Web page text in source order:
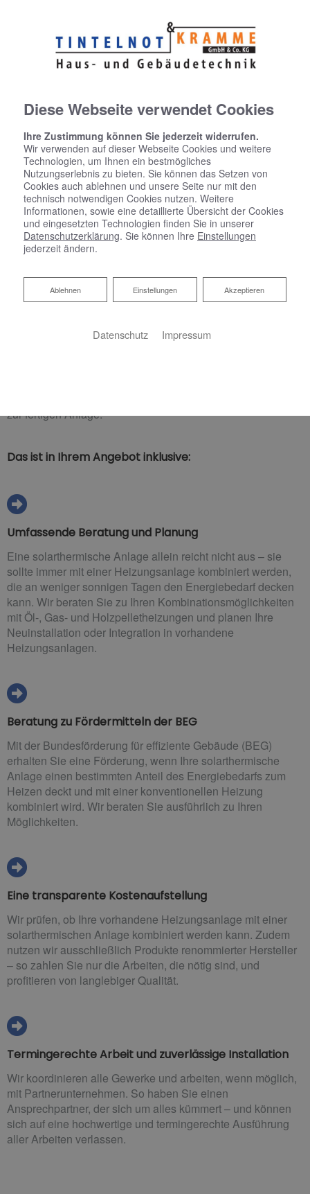
Heizen mit Solarenergie
zur fertigen Anlage.
Das ist in Ihrem Angebot inklusive:
Umfassende Beratung und Planung
Eine solarthermische Anlage allein reicht nicht aus – sie
sollte immer mit einer Heizungsanlage kombiniert werden,
die an weniger sonnigen Tagen den Energiebedarf decken
kann. Wir beraten Sie zu Ihren Kombinationsmöglichkeiten
mit Öl-, Gas- und Holzpelletheizungen und planen Ihre
Neuinstallation oder Integration in vorhandene
Heizungsanlagen.
Beratung zu Fördermitteln der BEG
Mit der Bundesförderung für effiziente Gebäude (BEG)
erhalten Sie eine Förderung, wenn Ihre solarthermische
Anlage einen bestimmten Anteil des Energiebedarfs zum
Heizen deckt und mit einer konventionellen Heizung
kombiniert wird. Wir beraten Sie ausführlich zu Ihren
Möglichkeiten.
Eine transparente Kostenaufstellung
Wir prüfen, ob Ihre vorhandene Heizungsanlage mit einer
solarthermischen Anlage kombiniert werden kann. Zudem
nutzen wir ausschließlich Produkte renommierter Hersteller
– so zahlen Sie nur die Arbeiten, die nötig sind, und
profitieren von langlebiger Qualität.
Termingerechte Arbeit und zuverlässige Installation
Wir koordinieren alle Gewerke und arbeiten, wenn möglich,
mit Partnerunternehmen. So haben Sie einen
Ansprechpartner, der sich um alles kümmert – und können
sich auf eine hochwertige und termingerechte Ausführung
aller Arbeiten verlassen.
Diese Webseite verwendet Cookies
Ihre Zustimmung können Sie jederzeit widerrufen.
Wir verwenden auf dieser Webseite Cookies und weitere
Technologien, um Ihnen ein bestmögliches
Nutzungserlebnis zu bieten. Sie können das Setzen von
Cookies auch ablehnen und unsere Seite nur mit den
technisch notwendigen Cookies nutzen. Weitere
Informationen, sowie eine detaillierte Übersicht der Cookies
und eingesetzten Technologien finden Sie in unserer
Datenschutzerklärung. Sie können Ihre Einstellungen
jederzeit ändern.
Akzeptieren
Einstellungen
Ablehnen
Ablehnen
Datenschutz Impressum